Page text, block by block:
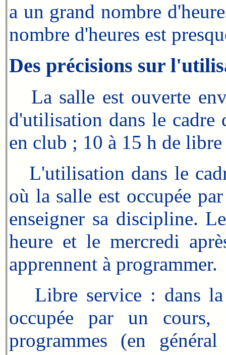
a un grand nombre
nombre d'heures est
Des précisions sur
La salle est ouverte
d'utilisation dans le cadre
en club ; 10 à 15 h de
L'utilisation dans le
où la salle est occupée
enseigner sa discipline.
heure et le mercredi
apprennent à programmer.
Libre service : dans la
occupée par un cours,
programmes (en